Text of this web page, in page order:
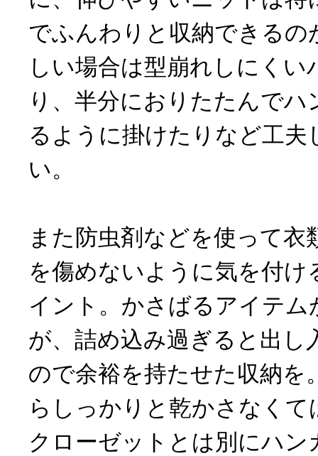
でふんわりと収納できるの
しい場合は型崩れしにく
り、半分におりたたんで
るように掛けたりなど工夫
い。
また防虫剤などを使って衣
を傷めないように気を付け
イント。かさばるアイテム
が、詰め込み過ぎると出し
ので余裕を持たせた収納を
らしっかりと乾かさなく
クローゼットとは別にハン